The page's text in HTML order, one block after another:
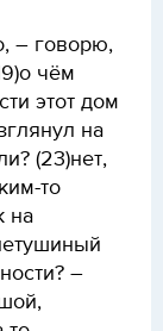
– говорю,
чём
этот дом
на
(23)нет,
то
на
–